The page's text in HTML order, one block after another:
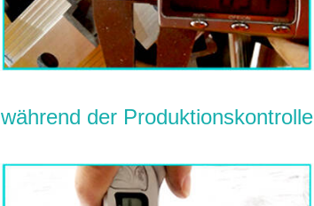
während der Produktionskontrolle